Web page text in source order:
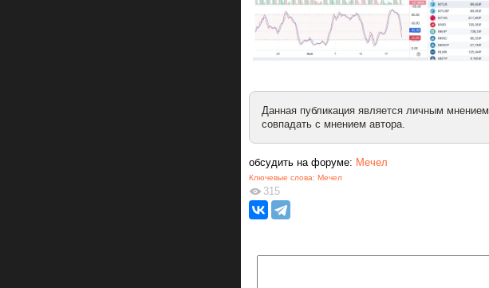
Данная публикация является личным
совпадать с мнением автора.
обсудить на форуме: Мечел
Ключевые слова: Мечел
315